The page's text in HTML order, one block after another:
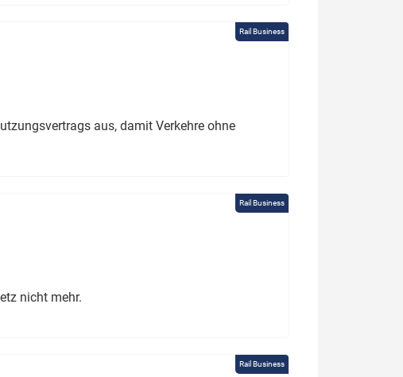
Rail Business
aus, damit Verkehre ohne
Rail Business
nicht mehr.
Rail Business